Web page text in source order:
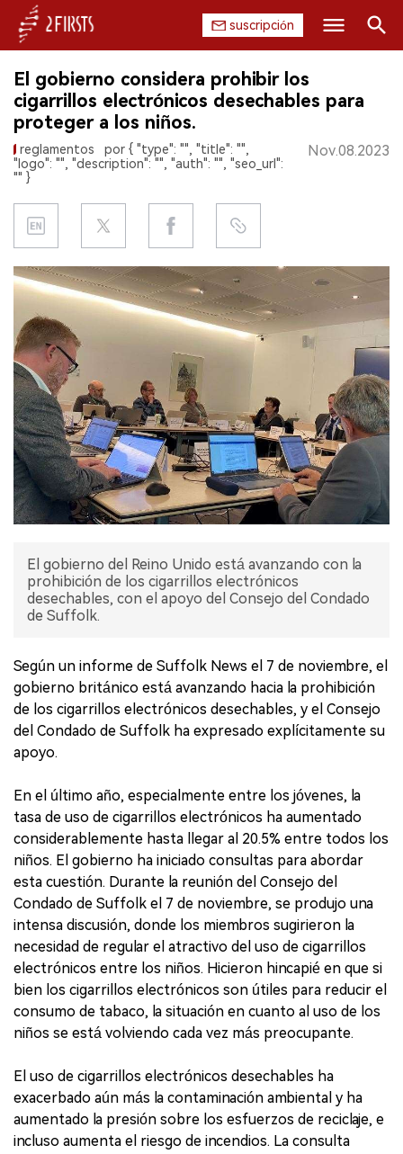
suscripción
INICIO
EMPRESA
PRODUCTO
REGULACIÓN
CHINA
DATOS
EXPOSICIÓN
ENTREVISTA
El gobierno considera prohibir los
cigarrillos electrónicos desechables para
proteger a los niños.
reglamentos
por { "type": "", "title": "",
"logo": "", "description": "", "auth": "", "seo_url":
"" }
Nov.08.2023
El gobierno del Reino Unido está avanzando con la
prohibición de los cigarrillos electrónicos
desechables, con el apoyo del Consejo del Condado
de Suffolk.
Según un informe de Suffolk News el 7 de noviembre, el
gobierno británico está avanzando hacia la prohibición
de los cigarrillos electrónicos desechables, y el Consejo
del Condado de Suffolk ha expresado explícitamente su
apoyo.
En el último año, especialmente entre los jóvenes, la
tasa de uso de cigarrillos electrónicos ha aumentado
considerablemente hasta llegar al 20.5% entre todos los
niños. El gobierno ha iniciado consultas para abordar
esta cuestión. Durante la reunión del Consejo del
Condado de Suffolk el 7 de noviembre, se produjo una
intensa discusión, donde los miembros sugirieron la
necesidad de regular el atractivo del uso de cigarrillos
electrónicos entre los niños. Hicieron hincapié en que si
bien los cigarrillos electrónicos son útiles para reducir el
consumo de tabaco, la situación en cuanto al uso de los
niños se está volviendo cada vez más preocupante.
El uso de cigarrillos electrónicos desechables ha
exacerbado aún más la contaminación ambiental y ha
aumentado la presión sobre los esfuerzos de reciclaje, e
incluso aumenta el riesgo de incendios. La consulta